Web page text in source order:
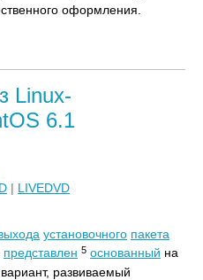
оформления.
Linux-
6.1
| LIVEDVD
установочного пакета
представлен 5 основанный на
вариант, развиваемый